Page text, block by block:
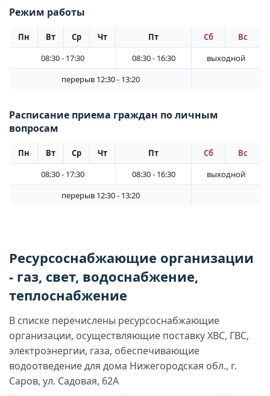
Режим работы
Пн Вт Ср Чт Пт Сб
Вс
08:30 - 17:30
08:30 - 16:30
выходной
перерыв 12:30 - 13:20
Расписание приема граждан по личным
вопросам
Пн Вт Ср Чт Пт Сб
Вс
08:30 - 17:30
08:30 - 16:30
выходной
перерыв 12:30 - 13:20
Ресурсоснабжающие организации
- газ, свет, водоснабжение,
теплоснабжение
В списке перечислены ресурсоснабжающие
организации, осуществляющие поставку ХВС, ГВС,
электроэнергии, газа, обеспечивающие
водоотведение для дома Нижегородская обл., г.
Саров, ул. Садовая, 62А